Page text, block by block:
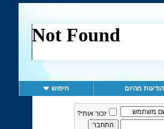
הודעות מהיום חיפוש
זכור אותי?